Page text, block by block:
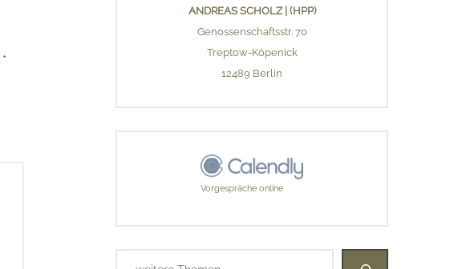
*
ANDREAS SCHOLZ | (HPP)
Genossenschaftsstr. 70
Treptow-Köpenick
12489 Berlin
Vorgespräche online